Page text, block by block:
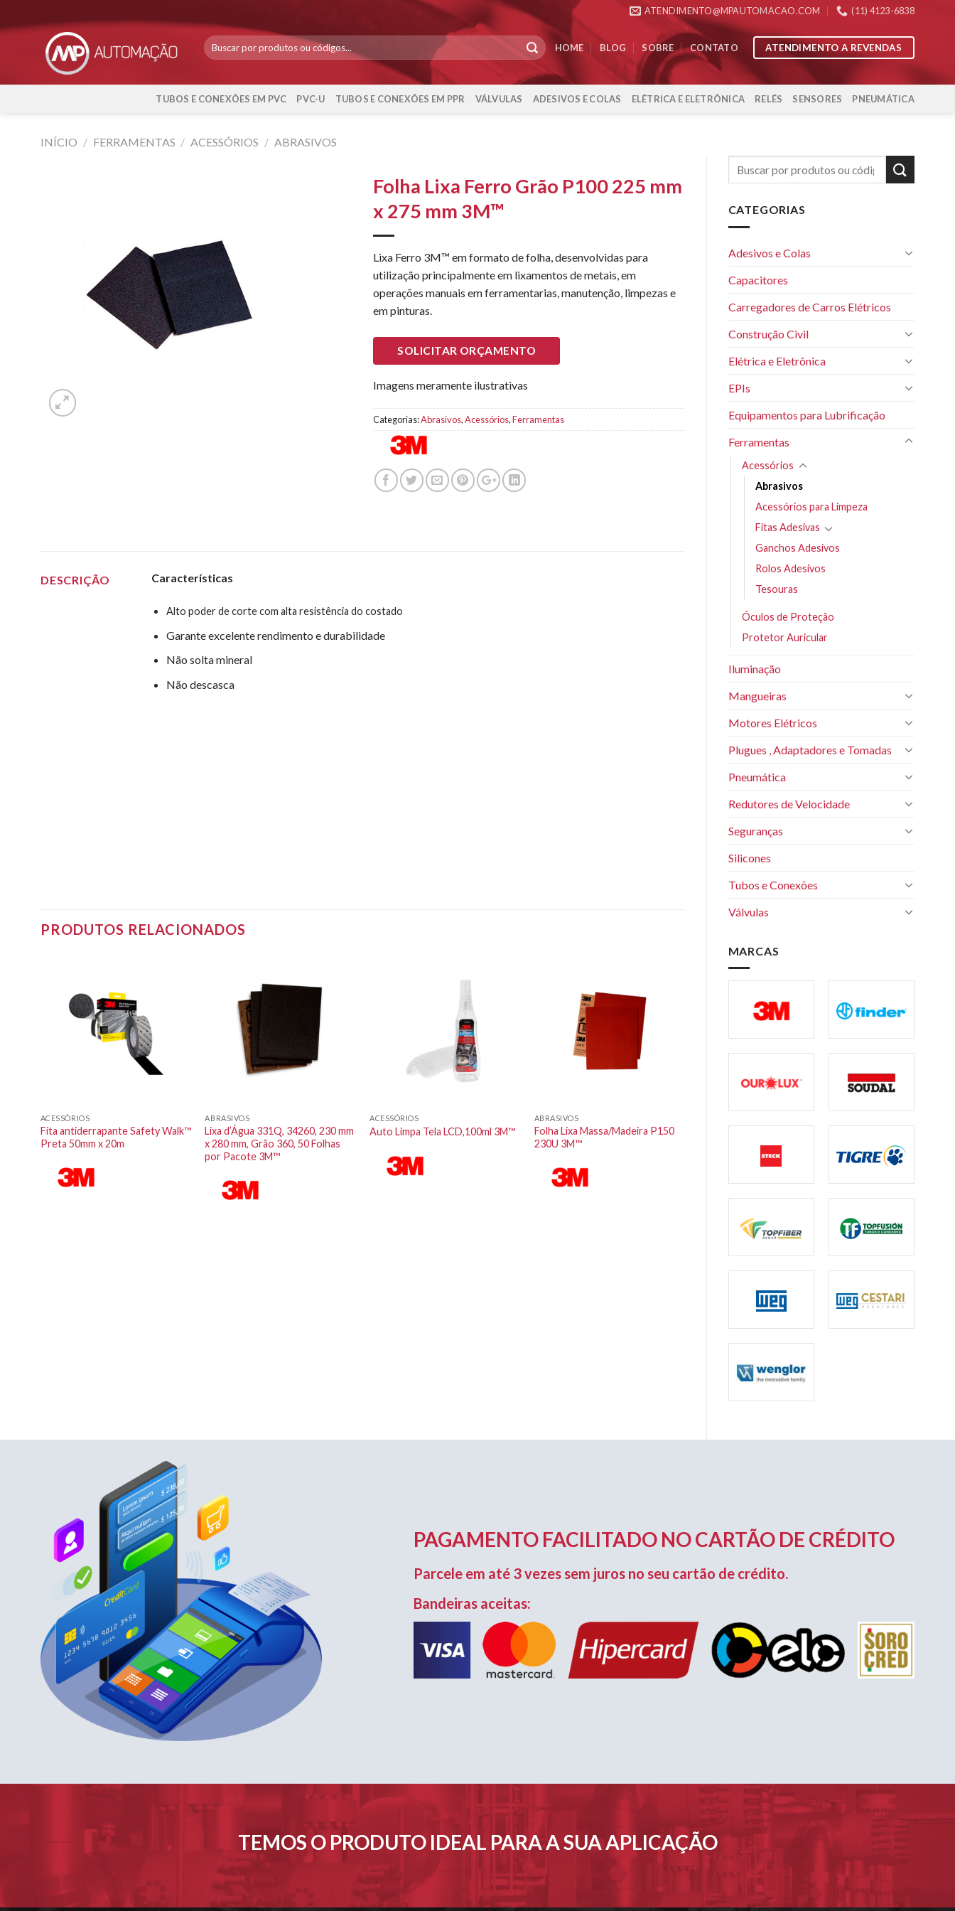
to
ATENDIMENTO@MPAUTOMACAO.COM (11) 4123-6838
HOME BLOG SOBRE CONTATO ATENDIMENTO A REVENDAS
TUBOS E CONEXÕES EM PVC PVC-U TUBOS E CONEXÕES EM PPR VÁLVULAS ADESIVOS E COLAS ELÉTRICA E ELETRÔNICA RELÉS SENSORES PNEUMÁTICA
INÍCIO / FERRAMENTAS / ACESSÓRIOS / ABRASIVOS
CATEGORIAS
Adesivos e Colas
Capacitores
Carregadores de Carros Elétricos
Construção Civil
Elétrica e Eletrônica
EPIs
Equipamentos para Lubrificação
Ferramentas
Acessórios
Abrasivos
Acessórios para Limpeza
Fitas Adesivas
Ganchos Adesivos
Rolos Adesivos
Tesouras
Óculos de Proteção
Protetor Auricular
Iluminação
Mangueiras
Motores Elétricos
Plugues , Adaptadores e Tomadas
Pneumática
Redutores de Velocidade
Seguranças
Silicones
Tubos e Conexões
Válvulas
MARCAS
Folha Lixa Ferro Grão P100 225 mm
x 275 mm 3M™
Lixa Ferro 3M™ em formato de folha, desenvolvidas para
utilização principalmente em lixamentos de metais, em
operações manuais em ferramentarias, manutenção, limpezas e
em pinturas.
SOLICITAR ORÇAMENTO
Imagens meramente ilustrativas
Categorias:Abrasivos,Acessórios,Ferramentas
DESCRIÇÃO Características
Alto poder de corte com alta resistência do costado
Garante excelente rendimento e durabilidade
Não solta mineral
Não descasca
PRODUTOS RELACIONADOS
ACESSÓRIOS
Fita antiderrapante Safety Walk™
Preta 50mm x 20m
ABRASIVOS
Lixa d’Água 331Q, 34260, 230 mm
x 280 mm, Grão 360, 50 Folhas
por Pacote 3M™
ACESSÓRIOS
Auto Limpa Tela LCD,100ml 3M™
ABRASIVOS
Folha Lixa Massa/Madeira P150
230U 3M™
PAGAMENTO FACILITADO NO CARTÃO DE CRÉDITO
Parcele em até 3 vezes sem juros no seu cartão de crédito.
Bandeiras aceitas:
TEMOS O PRODUTO IDEAL PARA A SUA APLICAÇÃO